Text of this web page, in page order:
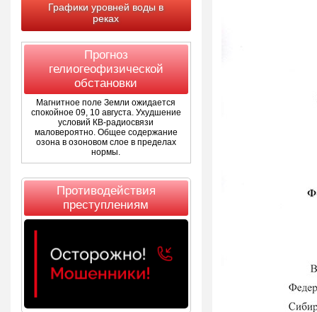
Графики уровней воды в
реках
Прогноз
гелиогеофизической
обстановки
Магнитное поле Земли ожидается
спокойное 09, 10 августа. Ухудшение
условий КВ-радиосвязи
маловероятно. Общее содержание
озона в озоновом слое в пределах
нормы.
Противодействия
преступлениям